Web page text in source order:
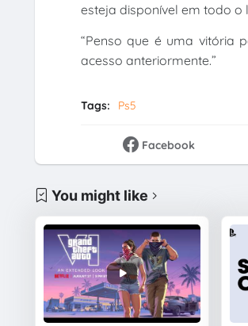
esteja disponível em todo o
“Penso que é uma vitória
acesso anteriormente.”
Tags: Ps5
Facebook
You might like